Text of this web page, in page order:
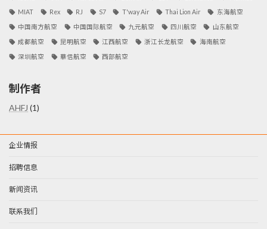
MIAT Rex RJ S7 T'way Air Thai Lion Air 东海航空
中国南方航空 中国国际航空 九元航空 四川航空 山东航空
成都航空 昆明航空 江西航空 浙江长龙航空 海南航空
深圳航空 華信航空 西部航空
制作者
AHFJ (1)
企业情报
招聘信息
新闻资讯
联系我们